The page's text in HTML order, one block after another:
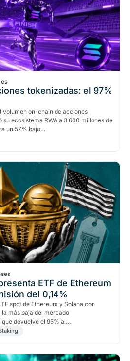
tokenizadas: el 97%
volumen on-chain de acciones
ecosistema RWA a 3.600 millones de
un 57% bajo…
ETF de Ethereum
del 0,14%
spot de Ethereum y Solana con
más baja del mercado
que devuelve el 95% al…